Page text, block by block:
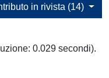
in rivista (14)
0.029 secondi).